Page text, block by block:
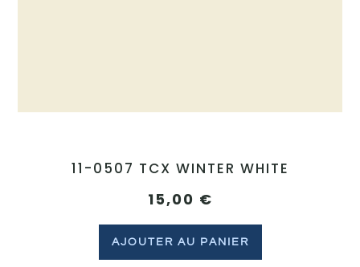
11-0507 TCX WINTER WHITE
15,00 €
AJOUTER AU PANIER